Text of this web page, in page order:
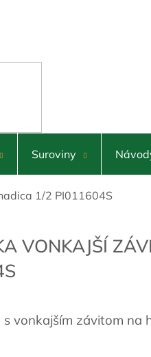
Suroviny
1/2 PI011604S
VONKAJŠÍ
s vonkajším závitom na